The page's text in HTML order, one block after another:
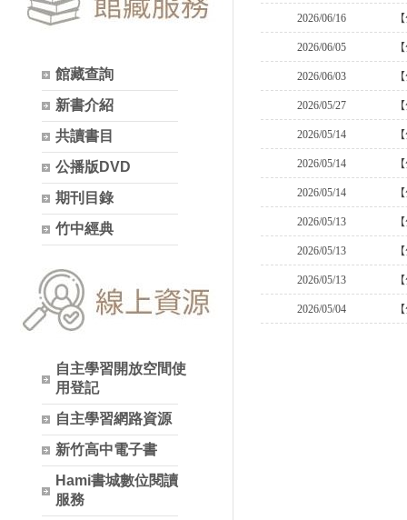
館藏查詢
新書介紹
共讀書目
公播版DVD
期刊目錄
竹中經典
自主學習開放空間使
用登記
自主學習網路資源
新竹高中電子書
Hami書城數位閱讀
服務